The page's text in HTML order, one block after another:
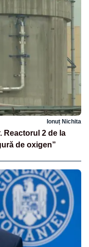
Ionuț Nichita
Reactorul 2 de la
de oxigen”